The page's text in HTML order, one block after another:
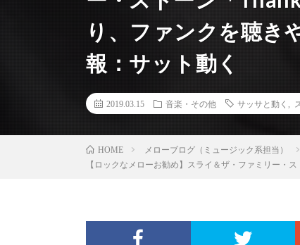
り、ファンクを聴き
報：サット動く
2019.03.15 音楽・その他 サッサと動く
HOME メローブログ（ミュージック系担当）
【ロックなメローお勧め】スライ＆ザ・ファミリー・